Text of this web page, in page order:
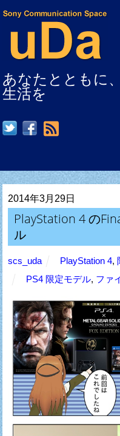
あなたとともに
生活を
2014年3月29日
PlayStation 4 の
ル
scs_uda PlayStation 4,
PS4 限定モデル, ファ